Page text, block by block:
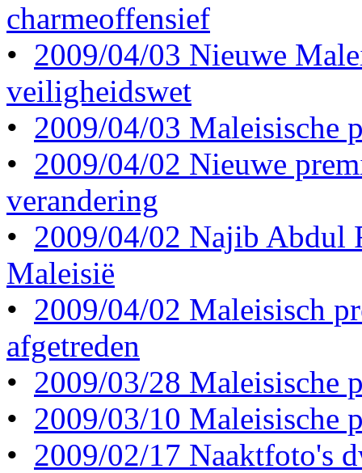
charmeoffensief
• 2009/04/03 Nieuwe
veiligheidswet
• 2009/04/03 Maleisische
• 2009/04/02 Nieuwe
verandering
• 2009/04/02 Najib Abdul
Maleisië
• 2009/04/02 Maleisisch
afgetreden
• 2009/03/28 Maleisische
• 2009/03/10 Maleisische
• 2009/02/17 Naaktfoto's